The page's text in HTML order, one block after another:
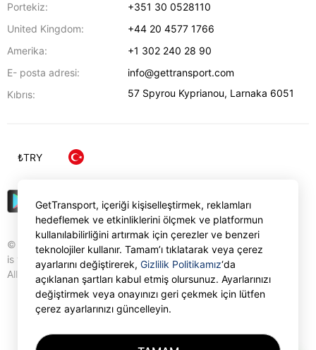
Portekiz:
+351 30 0528110
United Kingdom:
+44 20 4577 1766
Amerika:
+1 302 240 28 90
E- posta adresi:
info@gettransport.com
Kıbrıs:
57 Spyrou Kyprianou, Larnaka 6051
© Gettransport International Limited. GetTransport®
is trademark of Gettransport International Limited.
All rights reserved.
₺TRY
GetTransport, içeriği kişiselleştirmek, reklamları
hedeflemek ve etkinliklerini ölçmek ve platformun
kullanılabilirliğini artırmak için çerezler ve benzeri
teknolojiler kullanır. Tamam’ı tıklatarak veya çerez
ayarlarını değiştirerek, Gizlilik Politikamız‘da
açıklanan şartları kabul etmiş olursunuz. Ayarlarınızı
değiştirmek veya onayınızı geri çekmek için lütfen
çerez ayarlarınızı güncelleyin.